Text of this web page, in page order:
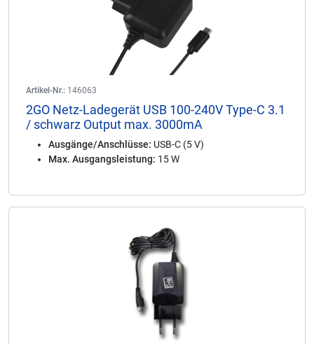
Artikel-Nr.: 146063
2GO Netz-Ladegerät USB 100-240V Type-C 3.1
/ schwarz Output max. 3000mA
Ausgänge/Anschlüsse: USB-C (5 V)
Max. Ausgangsleistung: 15 W